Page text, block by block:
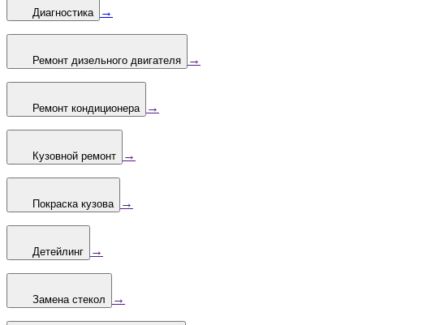
Диагностика →
Ремонт дизельного двигателя →
Ремонт кондиционера →
Кузовной ремонт →
Покраска кузова →
Детейлинг →
Замена стекол →